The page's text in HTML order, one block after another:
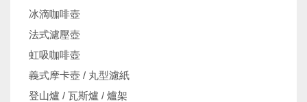
冰滴咖啡壺
法式濾壓壺
虹吸咖啡壺
義式摩卡壺 / 丸型濾紙
登山爐 / 瓦斯爐 / 爐架